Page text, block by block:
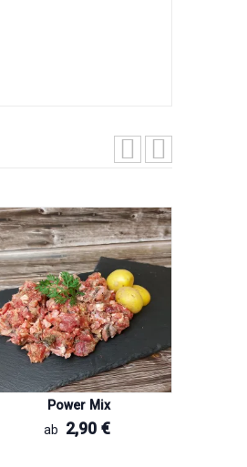
Power Mix
ab
2,90 €